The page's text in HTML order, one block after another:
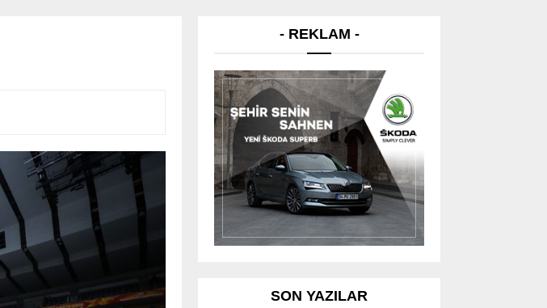
- REKLAM -
SON YAZILAR